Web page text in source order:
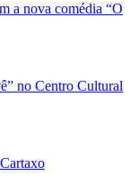
a nova comédia “O
no Centro Cultural